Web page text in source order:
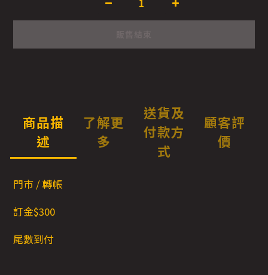
商品描
述
了解更
多
送貨及
付款方
式
顧客評
價
門市 / 轉帳
訂金$300
尾數到付